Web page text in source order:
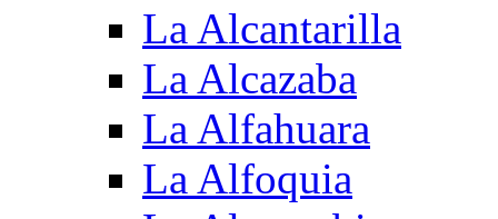
La Alcantarilla
La Alcazaba
La Alfahuara
La Alfoquia